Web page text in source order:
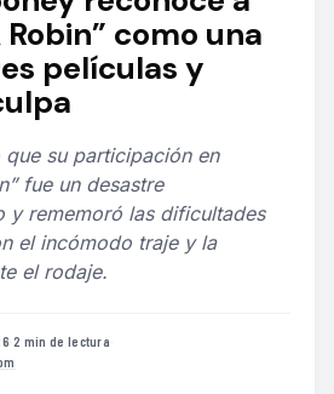
como una
películas y
su participación en
fue un desastre
y rememoró las dificultades
el incómodo traje y la
el rodaje.
·2 min de lectura·